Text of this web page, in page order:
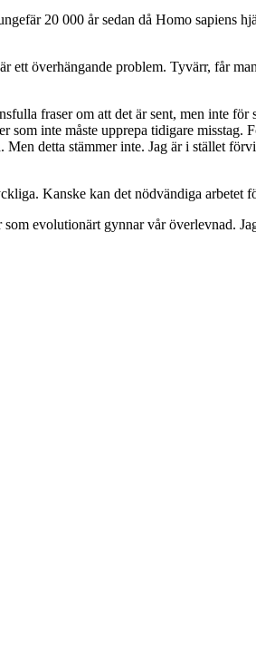
20 000 år sedan då Homo sapiens
överhängande problem. Tyvärr, får
fraser om att det är sent, men inte
som inte måste upprepa tidigare
detta stämmer inte. Jag är i stället
Kanske kan det nödvändiga arbetet
evolutionärt gynnar vår överlevnad.